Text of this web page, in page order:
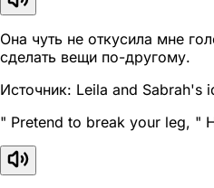
Она чуть не откусила мне
сделать вещи по-другому.
Источник: Leila and Sabrah's
" Pretend to break your leg, "